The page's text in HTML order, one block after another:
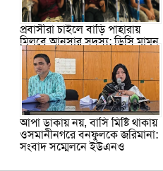
প্রবাসীরা চাইলে বাড়ি পাহারায়
মিলবে আনসার সদস্য: ডিসি মামুন
আপা ডাকায় নয়, বাসি মিষ্টি থাকায়
ওসমানীনগরে বনফুলকে জরিমানা:
সংবাদ সম্মেলনে ইউএনও